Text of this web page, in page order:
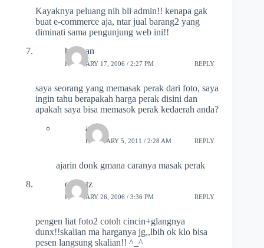
Kayaknya peluang nih bli admin!! kenapa gak
buat e-commerce aja, ntar jual barang2 yang
diminati sama pengunjung web ini!!
han han
FEBRUARY 17, 2006 / 2:27 PM REPLY
saya seorang yang memasak perak dari foto, saya
ingin tahu berapakah harga perak disini dan
apakah saya bisa memasok perak kedaerah anda?
awan
FEBRUARY 5, 2011 / 2:28 AM REPLY
ajarin donk gmana caranya masak perak
cyprytz
FEBRUARY 26, 2006 / 3:36 PM REPLY
pengen liat foto2 cotoh cincin+glangnya
dunx!!skalian ma harganya jg,,lbih ok klo bisa
pesen langsung skalian!! ^_^